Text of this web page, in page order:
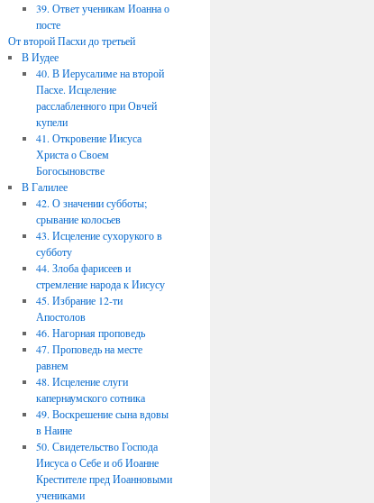
39. Ответ ученикам Иоанна о
посте
От второй Пасхи до третьей
В Иудее
40. В Иерусалиме на второй
Пасхе. Исцеление
расслабленного при Овчей
купели
41. Откровение Иисуса
Христа о Своем
Богосыновстве
В Галилее
42. О значении субботы;
срывание колосьев
43. Исцеление сухорукого в
субботу
44. Злоба фарисеев и
стремление народа к Иисусу
45. Избрание 12-ти
Апостолов
46. Нагорная проповедь
47. Проповедь на месте
равнем
48. Исцеление слуги
капернаумского сотника
49. Воскрешение сына вдовы
в Наине
50. Свидетельство Господа
Иисуса о Себе и об Иоанне
Крестителе пред Иоанновыми
учениками